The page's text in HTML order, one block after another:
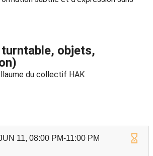
objets,
du collectif HAK
11, 08:00 PM-11:00 PM